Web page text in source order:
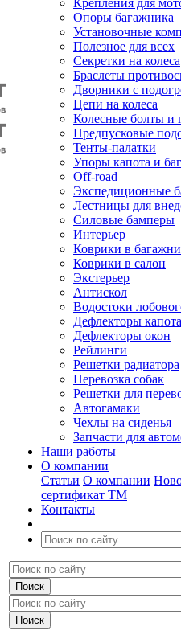
Крепления для
Опоры багажника
Установочные
Полезное для всех
Секретки на колеса
Браслеты
Дворники с
Цепи на колеса
Колесные болты и
Предпусковые
Тенты-палатки
Упоры капота и
Off-road
Экспедиционные
Лестницы для
Силовые бамперы
Интерьер
Коврики в
Коврики в салон
Экстерьер
Антискол
Водостоки
Дефлекторы капота
Дефлекторы окон
Рейлинги
Решетки радиатора
Перевозка собак
Решетки для
Автогамаки
Чехлы на сиденья
Запчасти для
Наши работы
О компании
Статьи О компании
сертификат ТМ
Контакты